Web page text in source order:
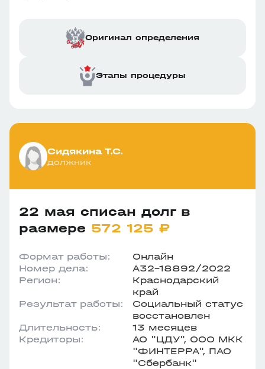
Оригинал определения
Этапы процедуры
Сидякина Т.С.
должник
22 мая списан долг в
размере 572 125 ₽
Формат работы:
Онлайн
Номер дела:
А32-18892/2022
Регион:
Краснодарский
край
Результат работы:
Социальный статус
восстановлен
Длительность:
13 месяцев
Кредиторы:
АО "ЦДУ", ООО МКК
"ФИНТЕРРА", ПАО
"Сбербанк"